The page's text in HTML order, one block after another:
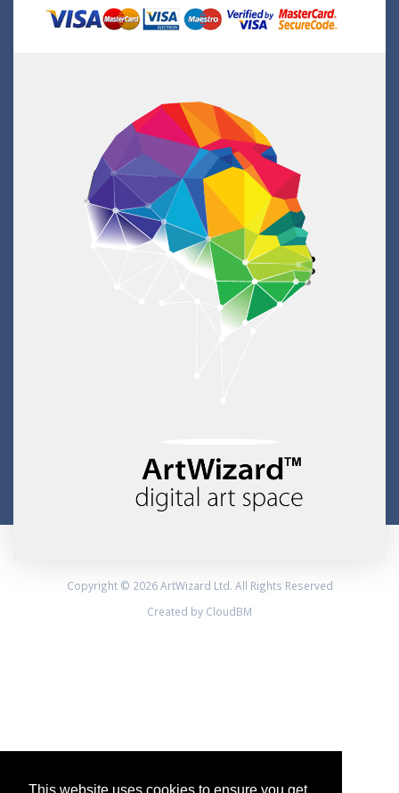
Copyright © 2026 ArtWizard Ltd. All Rights Reserved
Created by CloudBM